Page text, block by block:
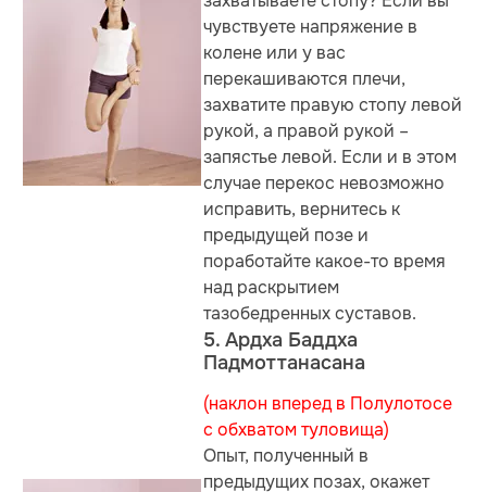
чувствуете напряжение в
колене или у вас
перекашиваются плечи,
захватите правую стопу левой
рукой, а правой рукой –
запястье левой. Если и в этом
случае перекос невозможно
исправить, вернитесь к
предыдущей позе и
поработайте какое-то время
над раскрытием
тазобедренных суставов.
5. Ардха Баддха
Падмоттанасана
(наклон вперед в Полулотосе
с обхватом туловища)
Опыт, полученный в
предыдущих позах, окажет